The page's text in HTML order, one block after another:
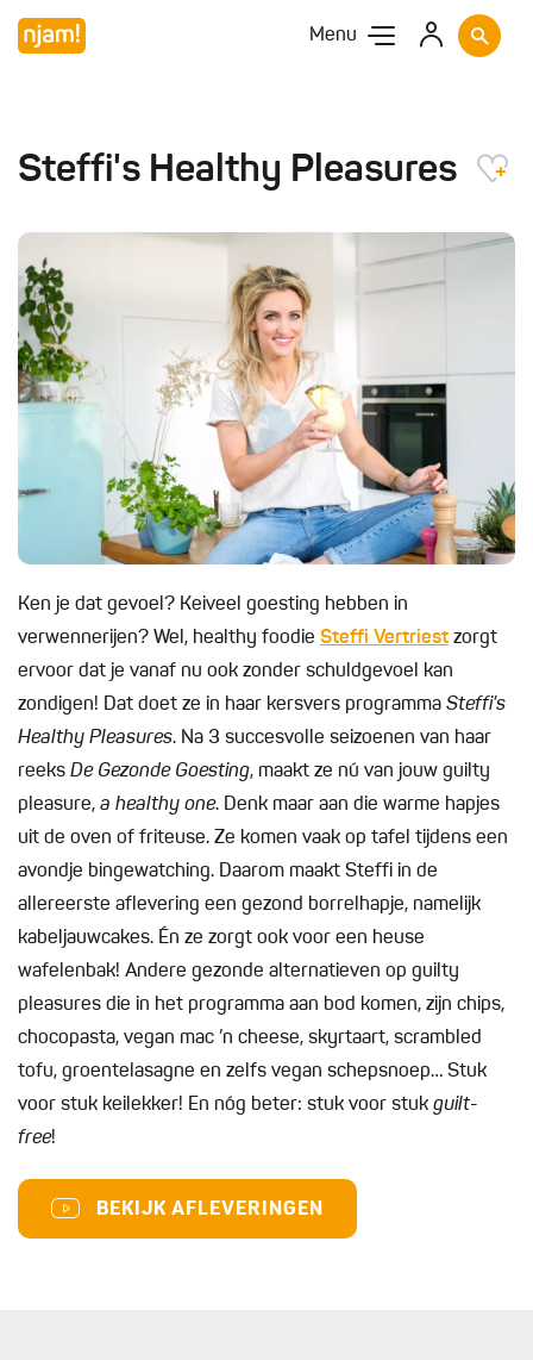
Menu
Steffi's Healthy Pleasures
Ken je dat gevoel? Keiveel goesting hebben in
verwennerijen? Wel, healthy foodie Steffi Vertriest zorgt
ervoor dat je vanaf nu ook zonder schuldgevoel kan
zondigen! Dat doet ze in haar kersvers programma Steffi’s
Healthy Pleasures. Na 3 succesvolle seizoenen van haar
reeks De Gezonde Goesting, maakt ze nú van jouw guilty
pleasure, a healthy one. Denk maar aan die warme hapjes
uit de oven of friteuse. Ze komen vaak op tafel tijdens een
avondje bingewatching. Daarom maakt Steffi in de
allereerste aflevering een gezond borrelhapje, namelijk
kabeljauwcakes. Én ze zorgt ook voor een heuse
wafelenbak! Andere gezonde alternatieven op guilty
pleasures die in het programma aan bod komen, zijn chips,
chocopasta, vegan mac ’n cheese, skyrtaart, scrambled
tofu, groentelasagne en zelfs vegan schepsnoep… Stuk
voor stuk keilekker! En nóg beter: stuk voor stuk guilt-
free!
BEKIJK AFLEVERINGEN